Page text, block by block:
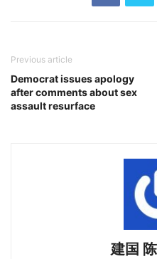
Previous article
Democrat issues apology
after comments about sex
assault resurface
建国